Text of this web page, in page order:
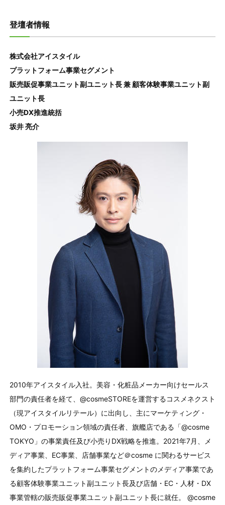
登壇者情報
株式会社アイスタイル
プラットフォーム事業セグメント
販売販促事業ユニット副ユニット長 兼 顧客体験事業ユニット副
ユニット長
小売DX推進統括
坂井 亮介
2010年アイスタイル入社。美容・化粧品メーカー向けセールス
部門の責任者を経て、@cosmeSTOREを運営するコスメネクスト
（現アイスタイルリテール）に出向し、主にマーケティング・
OMO・プロモーション領域の責任者、旗艦店である「@cosme
TOKYO」の事業責任及び小売りDX戦略を推進。2021年7月、メ
ディア事業、EC事業、店舗事業など＠cosme に関わるサービス
を集約したプラットフォーム事業セグメントのメディア事業であ
る顧客体験事業ユニット副ユニット長及び店舗・EC・人材・DX
事業管轄の販売販促事業ユニット副ユニット長に就任。 @cosme